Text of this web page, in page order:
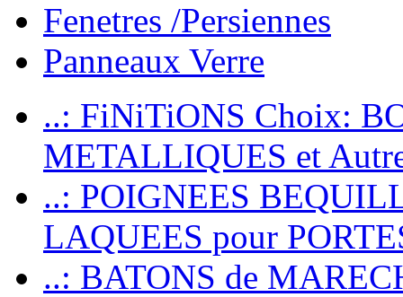
Fenetres /Persiennes
Panneaux Verre
..: FiNiTiONS Choix:
METALLIQUES et
..: POIGNEES
LAQUEES pour
..: BATONS de